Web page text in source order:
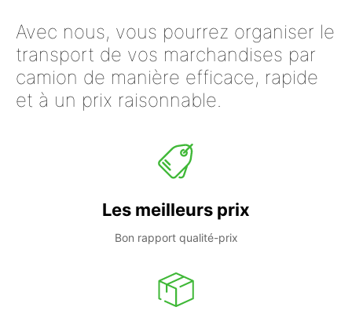
Avec nous, vous pourrez organiser le
transport de vos marchandises par
camion de manière efficace, rapide
et à un prix raisonnable.
Les meilleurs prix
Bon rapport qualité-prix